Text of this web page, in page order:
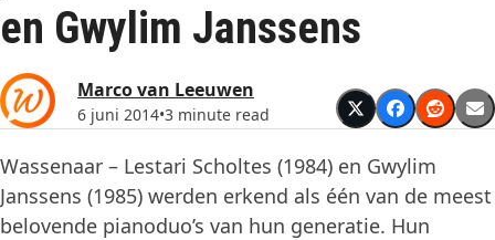
en Gwylim Janssens
Marco van Leeuwen
6 juni 2014•3 minute read
Wassenaar – Lestari Scholtes (1984) en Gwylim
Janssens (1985) werden erkend als één van de meest
belovende pianoduo’s van hun generatie. Hun